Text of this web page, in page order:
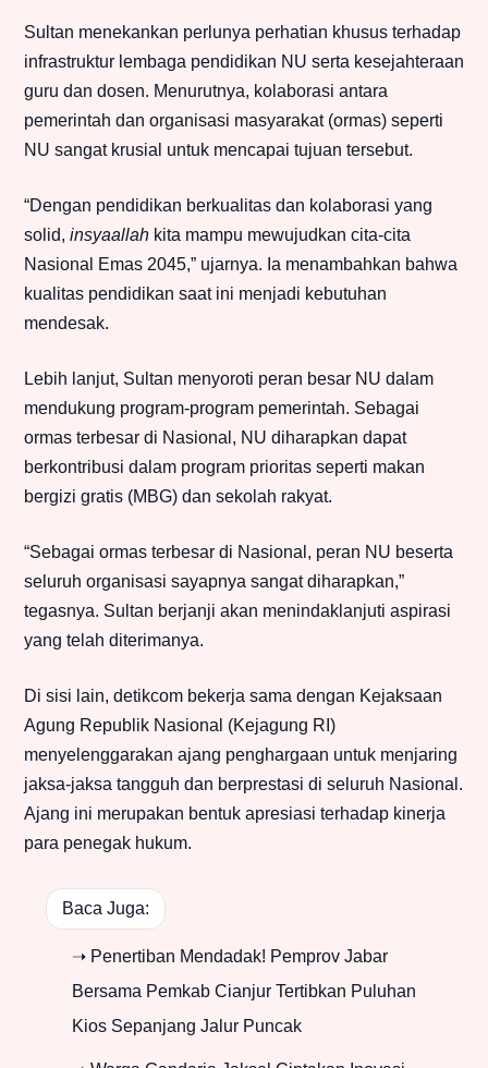
Sultan menekankan perlunya perhatian khusus terhadap
infrastruktur lembaga pendidikan NU serta kesejahteraan
guru dan dosen. Menurutnya, kolaborasi antara
pemerintah dan organisasi masyarakat (ormas) seperti
NU sangat krusial untuk mencapai tujuan tersebut.
“Dengan pendidikan berkualitas dan kolaborasi yang
solid, insyaallah kita mampu mewujudkan cita-cita
Nasional Emas 2045,” ujarnya. Ia menambahkan bahwa
kualitas pendidikan saat ini menjadi kebutuhan
mendesak.
Lebih lanjut, Sultan menyoroti peran besar NU dalam
mendukung program-program pemerintah. Sebagai
ormas terbesar di Nasional, NU diharapkan dapat
berkontribusi dalam program prioritas seperti makan
bergizi gratis (MBG) dan sekolah rakyat.
“Sebagai ormas terbesar di Nasional, peran NU beserta
seluruh organisasi sayapnya sangat diharapkan,”
tegasnya. Sultan berjanji akan menindaklanjuti aspirasi
yang telah diterimanya.
Di sisi lain, detikcom bekerja sama dengan Kejaksaan
Agung Republik Nasional (Kejagung RI)
menyelenggarakan ajang penghargaan untuk menjaring
jaksa-jaksa tangguh dan berprestasi di seluruh Nasional.
Ajang ini merupakan bentuk apresiasi terhadap kinerja
para penegak hukum.
Baca Juga:
➝ Penertiban Mendadak! Pemprov Jabar
Bersama Pemkab Cianjur Tertibkan Puluhan
Kios Sepanjang Jalur Puncak